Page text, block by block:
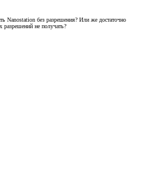
Nanostation без разрешения? Или же достаточно
не получать?